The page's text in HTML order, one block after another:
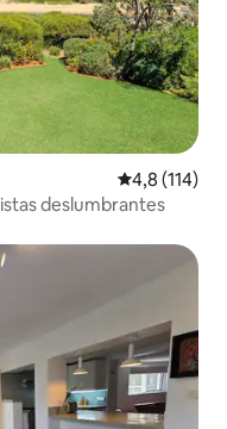
4,8 de uma
4,8 (114)
deslumbrantes